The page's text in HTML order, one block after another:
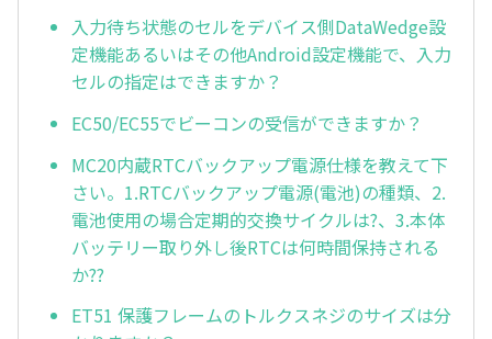
入力待ち状態のセルをデバイス側DataWedge設
定機能あるいはその他Android設定機能で、入力
セルの指定はできますか？
EC50/EC55でビーコンの受信ができますか？
MC20内蔵RTCバックアップ電源仕様を教えて下
さい。1.RTCバックアップ電源(電池)の種類、2.
電池使用の場合定期的交換サイクルは?、3.本体
バッテリー取り外し後RTCは何時間保持される
か??
ET51 保護フレームのトルクスネジのサイズは分